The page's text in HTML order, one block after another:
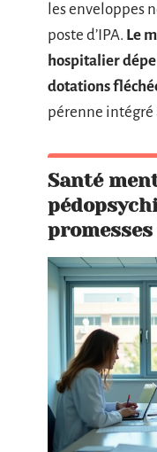
les enveloppes
poste d’IPA. Le
hospitalier
dotations
pérenne
Santé